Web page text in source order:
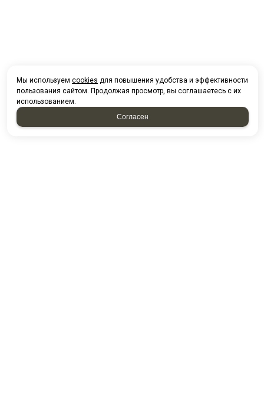
Мы используем cookies для повышения удобства и эффективности
пользования сайтом. Продолжая просмотр, вы соглашаетесь с их
использованием.
Согласен